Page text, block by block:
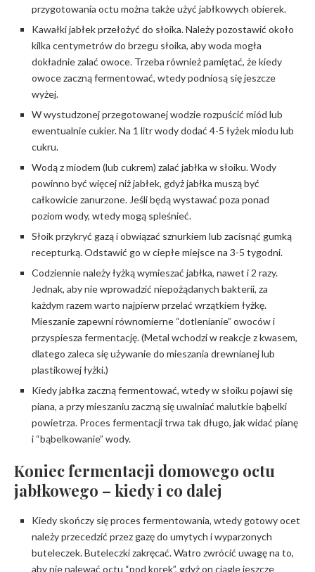
przygotowania octu można także użyć jabłkowych obierek.
Kawałki jabłek przełożyć do słoika. Należy pozostawić około
kilka centymetrów do brzegu słoika, aby woda mogła
dokładnie zalać owoce. Trzeba również pamiętać, że kiedy
owoce zaczną fermentować, wtedy podniosą się jeszcze
wyżej.
W wystudzonej przegotowanej wodzie rozpuścić miód lub
ewentualnie cukier. Na 1 litr wody dodać 4-5 łyżek miodu lub
cukru.
Wodą z miodem (lub cukrem) zalać jabłka w słoiku. Wody
powinno być więcej niż jabłek, gdyż jabłka muszą być
całkowicie zanurzone. Jeśli będą wystawać poza ponad
poziom wody, wtedy mogą spleśnieć.
Słoik przykryć gazą i obwiązać sznurkiem lub zacisnąć gumką
recepturką. Odstawić go w ciepłe miejsce na 3-5 tygodni.
Codziennie należy łyżką wymieszać jabłka, nawet i 2 razy.
Jednak, aby nie wprowadzić niepożądanych bakterii, za
każdym razem warto najpierw przelać wrzątkiem łyżkę.
Mieszanie zapewni równomierne “dotlenianie” owoców i
przyspiesza fermentację. (Metal wchodzi w reakcje z kwasem,
dlatego zaleca się używanie do mieszania drewnianej lub
plastikowej łyżki.)
Kiedy jabłka zaczną fermentować, wtedy w słoiku pojawi się
piana, a przy mieszaniu zaczną się uwalniać malutkie bąbelki
powietrza. Proces fermentacji trwa tak długo, jak widać pianę
i “bąbelkowanie” wody.
Koniec fermentacji domowego octu
jabłkowego – kiedy i co dalej
Kiedy skończy się proces fermentowania, wtedy gotowy ocet
należy przecedzić przez gazę do umytych i wyparzonych
buteleczek. Buteleczki zakręcać. Watro zwrócić uwagę na to,
aby nie nalewać octu “pod korek”, gdyż on ciągle jeszcze